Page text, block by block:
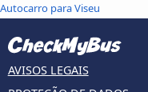
Autocarro para Viseu
AVISOS LEGAIS